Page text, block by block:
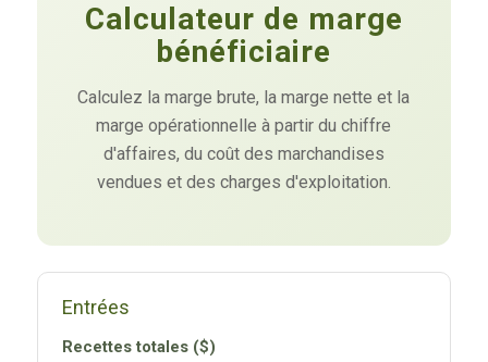
Calculateur de marge
bénéficiaire
Calculez la marge brute, la marge nette et la
marge opérationnelle à partir du chiffre
d'affaires, du coût des marchandises
vendues et des charges d'exploitation.
Entrées
Recettes totales ($)